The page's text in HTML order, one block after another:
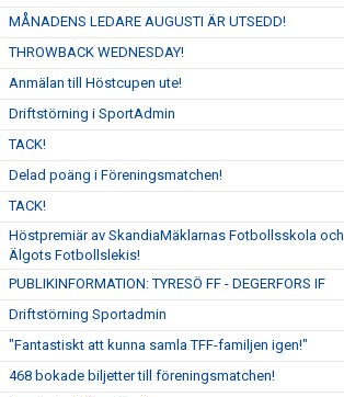
MÅNADENS LEDARE AUGUSTI ÄR UTSEDD!
THROWBACK WEDNESDAY!
Anmälan till Höstcupen ute!
Driftstörning i SportAdmin
TACK!
Delad poäng i Föreningsmatchen!
TACK!
Höstpremiär av SkandiaMäklarnas Fotbollsskola och
Älgots Fotbollslekis!
PUBLIKINFORMATION: TYRESÖ FF - DEGERFORS IF
Driftstörning Sportadmin
"Fantastiskt att kunna samla TFF-familjen igen!"
468 bokade biljetter till föreningsmatchen!